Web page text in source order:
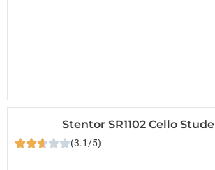
Stentor SR1102 Cello
(3.1/5)